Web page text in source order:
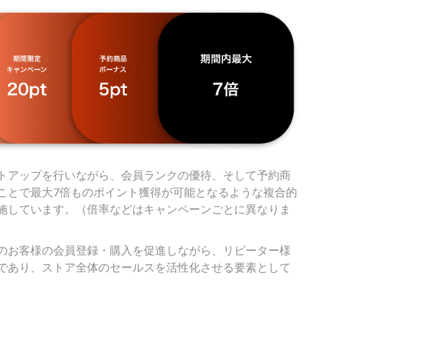
アップを行いながら、会員ランクの優待、そして予約商
とで最大7倍ものポイント獲得が可能となるような複合的
ています。（倍率などはキャンペーンごとに異なりま
お客様の会員登録・購入を促進しながら、リピーター様
あり、ストア全体のセールスを活性化させる要素として